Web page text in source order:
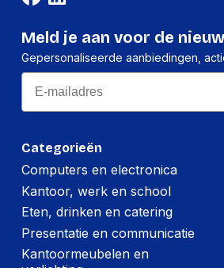
Categorieën
Computers en electronica
Kantoor, werk en school
Eten, drinken en catering
Presentatie en communicatie
Kantoormeubelen en
Meld je aan voor de
Gepersonaliseerde aanbiedingen,
Email